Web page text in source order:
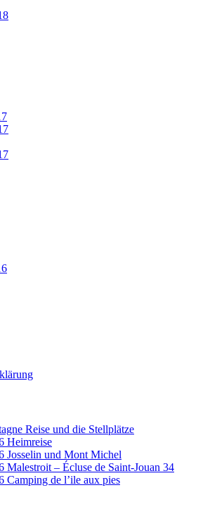
Reise und die Stellplätze
Heimreise
Josselin und Mont Michel
Malestroit – Écluse de Saint-Jouan 34
Camping de l’ile aux pies